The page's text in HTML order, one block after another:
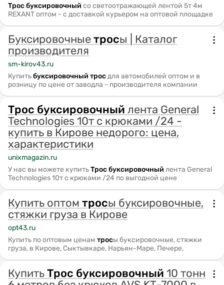
Тросбуксировочный со светоотражающей лентой 5т 4м
REXANT оптом - с доставкой курьером на оптовой площадке
Буксировочныетросы | Каталог
производителя
sm-kirov43.ru
Купитьбуксировочный тросдля автомобилей оптом и в
розницу по цене от заводла - производителя компании
Трос буксировочный лента General
Technologies 10т с крюками /24 -
купить в Кирове недорого: цена,
характеристики
unixmagazin.ru
У нас вы можете купитьТросбуксировочный лента General
Technologies 10т с крюками /24 по выгодной цене
Купить оптом тросы буксировочные,
стяжки груза в Кирове
opt43.ru
Купить по оптовым ценам тросы буксировочные, стяжки
груза, в Кирове, Сыктывкаре, Нарьян-Маре, Печере,
КупитьТрос буксировочный 10 тонн